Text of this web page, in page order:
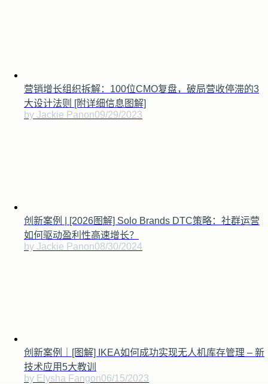
营销增长组织拆解：100位CMO复盘，破局营收停滞的3
大设计法则 [附详细信息图解]
by Jackie Panon09/29/2023
创新案例 | [2026图解] Solo Brands DTC策略：社群运营
如何驱动盈利性高速增长？
by Jackie Panon08/30/2024
创新案例｜[图解] IKEA如何成功实现无人机库存管理 – 新
技术应用5大教训
by Elysha Fangon06/15/2023